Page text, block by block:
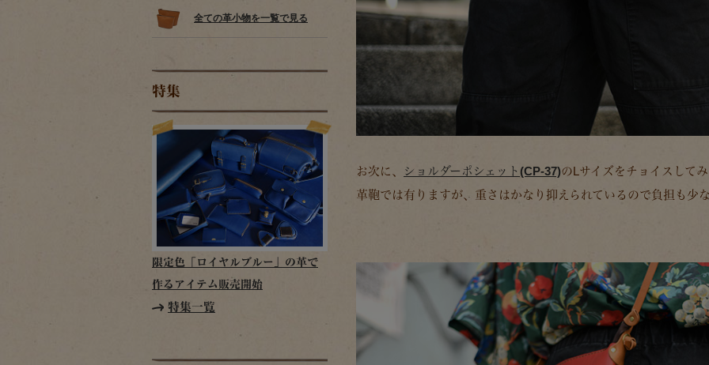
全ての革小物を一覧で見る
特集
限定色「ロイヤルブルー」の革で
作るアイテム販売開始
特集一覧
お次に、 ショルダーポシェット(CP-37)のLサイズをチョイスして
革鞄では有りますが、重さはかなり抑えられているので負担も少